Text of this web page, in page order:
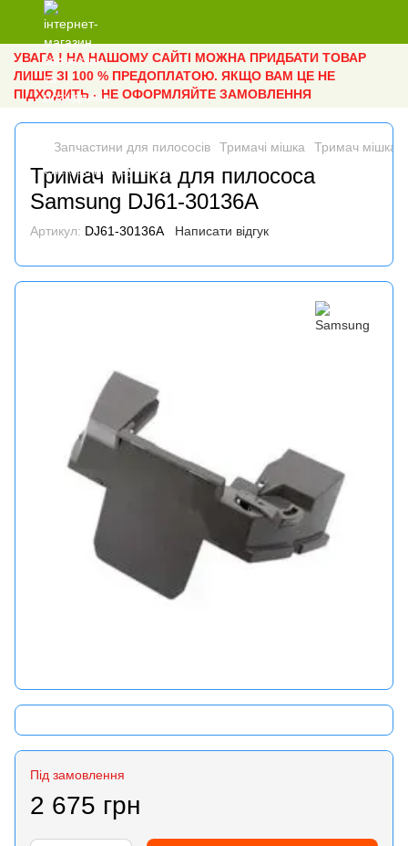
УВАГА ! НА НАШОМУ САЙТІ МОЖНА ПРИДБАТИ ТОВАР
ЛИШЕ ЗІ 100 % ПРЕДОПЛАТОЮ. ЯКЩО ВАМ ЦЕ НЕ
ПІДХОДИТЬ - НЕ ОФОРМЛЯЙТЕ ЗАМОВЛЕННЯ
Запчастини для пилососів Тримачі мішка Тримач мішка
Тримач мішка для пилососа
Samsung DJ61-30136A
Артикул: DJ61-30136A Написати відгук
Під замовлення
2 675 грн